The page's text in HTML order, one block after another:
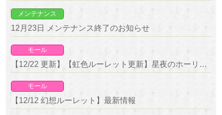
メンテナンス
12月23日 メンテナンス終了のお知らせ
モール
【12/22 更新】【虹色ルーレット更新】星夜のホーリースノウドレス＆戦夜のホーリーガーディアンコートが新登場！
モール
【12/12 幻想ルーレット】最新情報